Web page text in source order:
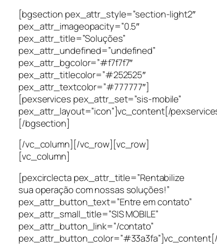
[bgsection pex_attr_style=”section-light2″
pex_attr_imageopacity=”0.5″
pex_attr_title=”Soluções”
pex_attr_undefined=”undefined”
pex_attr_bgcolor=”#f7f7f7″
pex_attr_titlecolor=”#252525″
pex_attr_textcolor=”#777777″]
[pexservices pex_attr_set=”sis-mobile”
pex_attr_layout=”icon”]vc_content[/
[/bgsection]
[/vc_column][/vc_row][vc_row]
[vc_column]
[pexcirclecta pex_attr_title=”Rentabilize
sua operação com nossas soluções!”
pex_attr_button_text=”Entre em contato”
pex_attr_small_title=”SIS MOBILE”
pex_attr_button_link=”/contato”